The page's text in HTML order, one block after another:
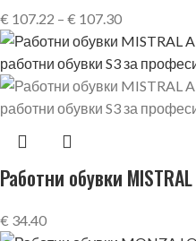
€ 107.22 – € 107.30
Работни обувки MISTRAL
€ 34.40